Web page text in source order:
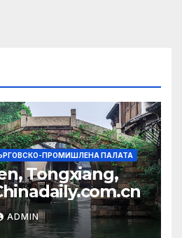
ПРОМИШЛЕНА ПАЛАТА
Tongxiang,
ADMIN